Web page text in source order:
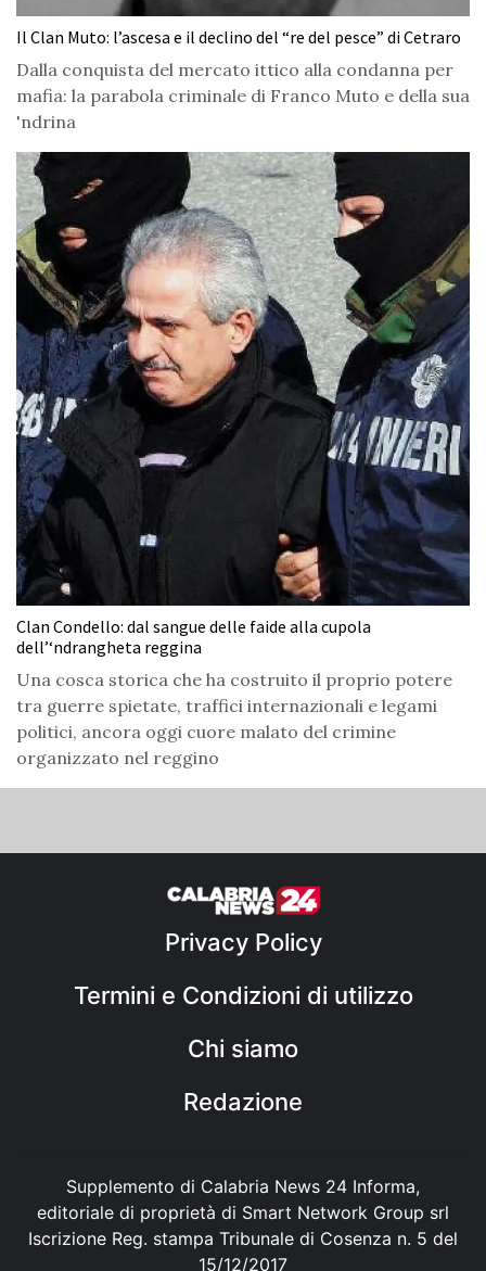
Il Clan Muto: l’ascesa e il declino del “re del pesce” di Cetraro
Dalla conquista del mercato ittico alla condanna per
mafia: la parabola criminale di Franco Muto e della sua
'ndrina
Clan Condello: dal sangue delle faide alla cupola
dell’‘ndrangheta reggina
Una cosca storica che ha costruito il proprio potere
tra guerre spietate, traffici internazionali e legami
politici, ancora oggi cuore malato del crimine
organizzato nel reggino
Privacy Policy
Termini e Condizioni di utilizzo
Chi siamo
Redazione
Supplemento di Calabria News 24 Informa,
editoriale di proprietà di Smart Network Group srl
Iscrizione Reg. stampa Tribunale di Cosenza n. 5 del
15/12/2017